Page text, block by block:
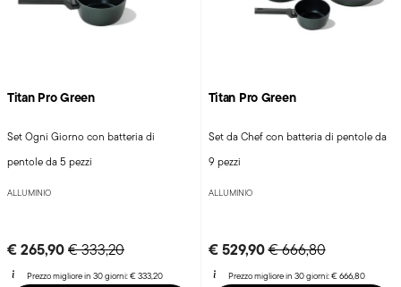
Titan Pro Green
Set Ogni Giorno con batteria di
pentole da 5 pezzi
ALLUMINIO
€ 265,90Price reduced from
€ 333,20to
Prezzo migliore in 30 giorni:€ 333,20
Titan Pro Green
Set da Chef con batteria di pentole da
9 pezzi
ALLUMINIO
€ 529,90Price reduced from
€ 666,80to
Prezzo migliore in 30 giorni:€ 666,80